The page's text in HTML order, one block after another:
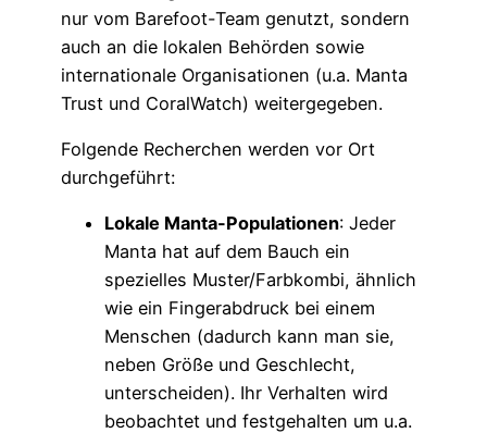
nur vom Barefoot-Team genutzt, sondern
auch an die lokalen Behörden sowie
internationale Organisationen (u.a. Manta
Trust und CoralWatch) weitergegeben.
Folgende Recherchen werden vor Ort
durchgeführt:
Lokale Manta-Populationen: Jeder
Manta hat auf dem Bauch ein
spezielles Muster/Farbkombi, ähnlich
wie ein Fingerabdruck bei einem
Menschen (dadurch kann man sie,
neben Größe und Geschlecht,
unterscheiden). Ihr Verhalten wird
beobachtet und festgehalten um u.a.